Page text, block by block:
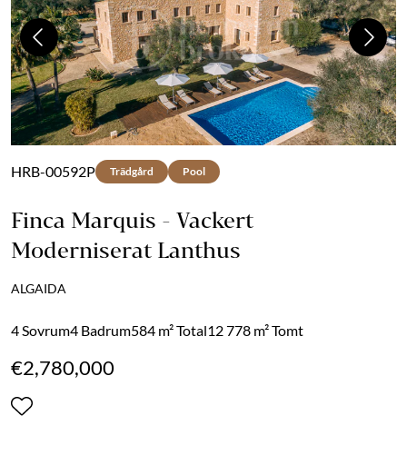
Previous Next
HRB-00592P Trädgård Pool
Finca Marquis - Vackert
Moderniserat Lanthus
ALGAIDA
4 Sovrum4 Badrum584 m² Total12 778 m² Tomt
€2,780,000